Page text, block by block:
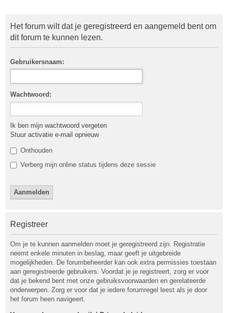
Het forum wilt dat je geregistreerd en aangemeld bent om
dit forum te kunnen lezen.
Gebruikersnaam:
Wachtwoord:
Ik ben mijn wachtwoord vergeten
Stuur activatie e-mail opnieuw
Onthouden
Verberg mijn online status tijdens deze sessie
Registreer
Om je te kunnen aanmelden moet je geregistreerd zijn. Registratie
neemt enkele minuten in beslag, maar geeft je uitgebreide
mogelijkheden. De forumbeheerder kan ook extra permissies toestaan
aan geregistreerde gebruikers. Voordat je je registreert, zorg er voor
dat je bekend bent met onze gebruiksvoorwaarden en gerelateerde
onderwerpen. Zorg er voor dat je iedere forumregel leest als je door
het forum heen navigeert.